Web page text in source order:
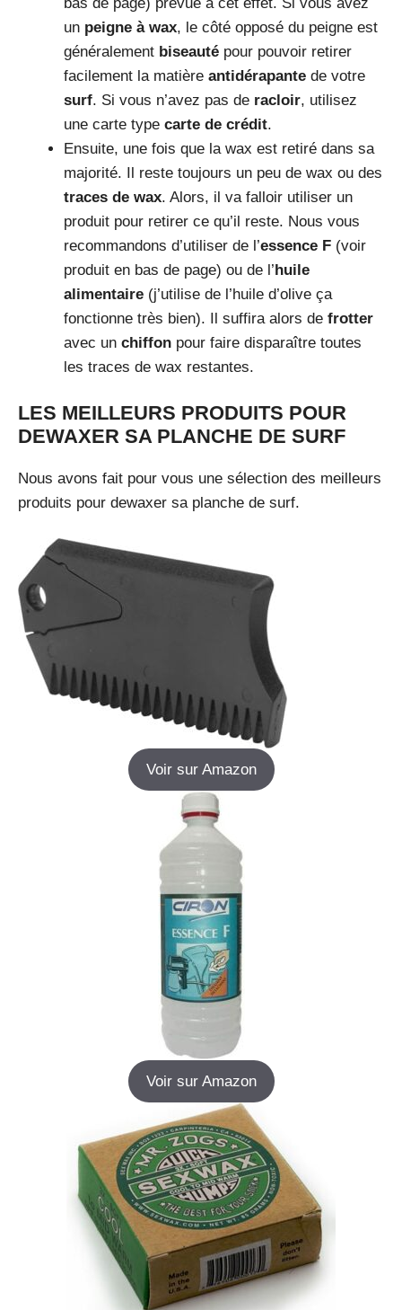
un peigne à wax, le côté opposé du peigne est
généralement biseauté pour pouvoir retirer
facilement la matière antidérapante de votre
surf. Si vous n’avez pas de racloir, utilisez
une carte type carte de crédit.
Ensuite, une fois que la wax est retiré dans sa
majorité. Il reste toujours un peu de wax ou des
traces de wax. Alors, il va falloir utiliser un
produit pour retirer ce qu’il reste. Nous vous
recommandons d’utiliser de l’essence F (voir
produit en bas de page) ou de l’huile
alimentaire (j’utilise de l’huile d’olive ça
fonctionne très bien). Il suffira alors de frotter
avec un chiffon pour faire disparaître toutes
les traces de wax restantes.
LES MEILLEURS PRODUITS POUR
DEWAXER SA PLANCHE DE SURF
Nous avons fait pour vous une sélection des meilleurs
produits pour dewaxer sa planche de surf.
Voir sur Amazon
Voir sur Amazon